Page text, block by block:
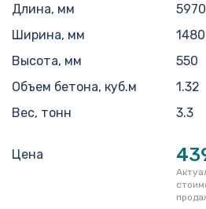
Длина, мм
5970
Ширина, мм
1480
Высота, мм
550
Объем бетона, куб.м
1.32
Вес, тонн
3.3
Цена